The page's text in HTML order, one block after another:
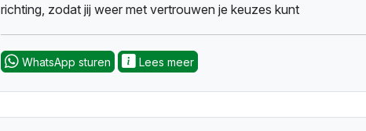
richting, zodat jij weer met vertrouwen je keuzes kunt
future insights, and personal growth. Together, we uncover
WhatsApp sturen Lees meer